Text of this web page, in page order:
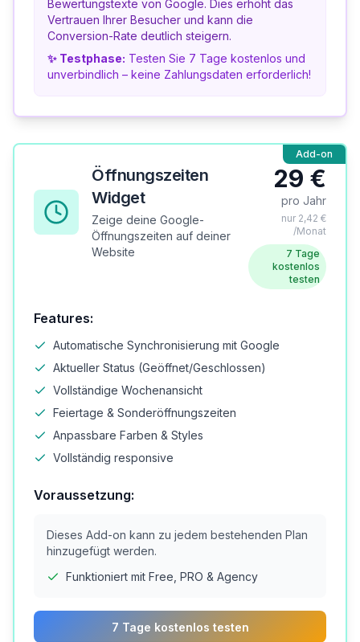
Bewertungstexte von Google. Dies erhöht das
Vertrauen Ihrer Besucher und kann die
Conversion-Rate deutlich steigern.
✨ Testphase: Testen Sie 7 Tage kostenlos und
unverbindlich – keine Zahlungsdaten erforderlich!
Add-on
Öffnungszeiten
Widget
Zeige deine Google-
Öffnungszeiten auf deiner
Website
29 €
pro Jahr
nur 2,42 €
/Monat
7 Tage
kostenlos
testen
Features:
Automatische Synchronisierung mit Google
Aktueller Status (Geöffnet/Geschlossen)
Vollständige Wochenansicht
Feiertage & Sonderöffnungszeiten
Anpassbare Farben & Styles
Vollständig responsive
Voraussetzung:
Dieses Add-on kann zu jedem bestehenden Plan
hinzugefügt werden.
Funktioniert mit Free, PRO & Agency
7 Tage kostenlos testen